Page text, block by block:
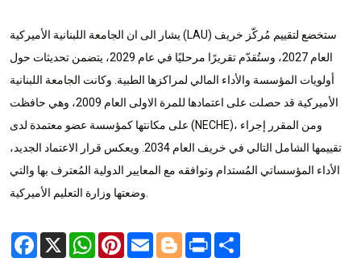
يشار الى ان الجامعة اللبنانية الأميركية (LAU) ستخضع لتقييم مُركّز خريف
العام 2027، وستُقدّم تقريرًا مرحليًا في عام 2029، يتضمن تحديثات حول
أولويات المؤسسة والأداء المالي لمراكزها الطبية. وكانت الجامعة اللبنانية
الأميركية قد حصلت على اعتمادها للمرة الاولى العام 2009، وهي حافظت
على مكانتها كمؤسسة عضو معتمدة لدى (NECHE)، ومن المقرر إجراء
تقييمها الشامل التالي في خريف العام 2034. ويعكس قرار الاعتماد الجديد،
الأداء المؤسساتي المُستدام وتوافقه مع المعايير الدولية المُعترف بها والتي
Facebook
X WhatsApp
Pinterest
Email Blogger
Print